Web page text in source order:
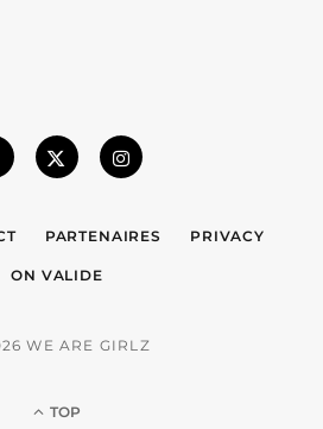
PARTENAIRES PRIVACY
ON VALIDE
WE ARE GIRLZ
TOP